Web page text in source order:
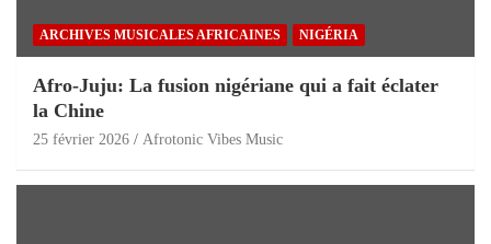
ARCHIVES MUSICALES AFRICAINES NIGÉRIA
Afro-Juju: La fusion nigériane qui a fait éclater
la Chine
25 février 2026 Afrotonic Vibes Music